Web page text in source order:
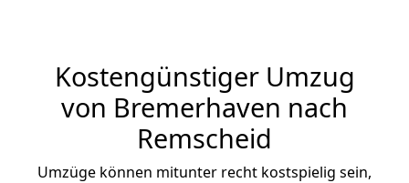
Kostengünstiger Umzug
von Bremerhaven nach
Remscheid
Umzüge können mitunter recht kostspielig sein,